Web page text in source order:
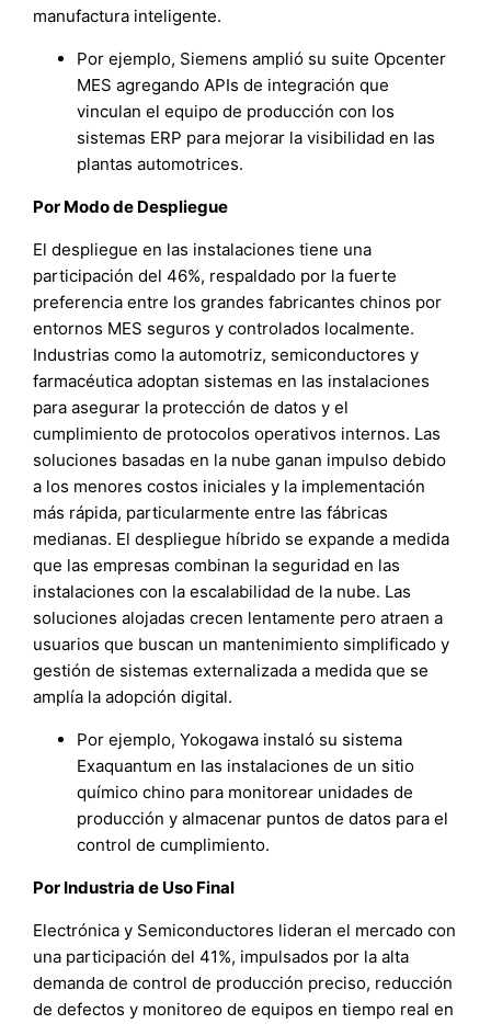
manufactura inteligente.
Por ejemplo, Siemens amplió su suite Opcenter
MES agregando APIs de integración que
vinculan el equipo de producción con los
sistemas ERP para mejorar la visibilidad en las
plantas automotrices.
Por Modo de Despliegue
El despliegue en las instalaciones tiene una
participación del 46%, respaldado por la fuerte
preferencia entre los grandes fabricantes chinos por
entornos MES seguros y controlados localmente.
Industrias como la automotriz, semiconductores y
farmacéutica adoptan sistemas en las instalaciones
para asegurar la protección de datos y el
cumplimiento de protocolos operativos internos. Las
soluciones basadas en la nube ganan impulso debido
a los menores costos iniciales y la implementación
más rápida, particularmente entre las fábricas
medianas. El despliegue híbrido se expande a medida
que las empresas combinan la seguridad en las
instalaciones con la escalabilidad de la nube. Las
soluciones alojadas crecen lentamente pero atraen a
usuarios que buscan un mantenimiento simplificado y
gestión de sistemas externalizada a medida que se
amplía la adopción digital.
Por ejemplo, Yokogawa instaló su sistema
Exaquantum en las instalaciones de un sitio
químico chino para monitorear unidades de
producción y almacenar puntos de datos para el
control de cumplimiento.
Por Industria de Uso Final
Electrónica y Semiconductores lideran el mercado con
una participación del 41%, impulsados por la alta
demanda de control de producción preciso, reducción
de defectos y monitoreo de equipos en tiempo real en